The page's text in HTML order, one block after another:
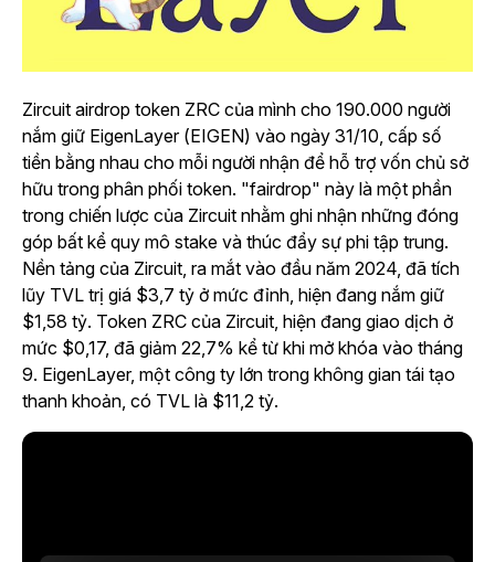
Zircuit airdrop token ZRC của mình cho 190.000 người
nắm giữ EigenLayer (EIGEN) vào ngày 31/10, cấp số
tiền bằng nhau cho mỗi người nhận để hỗ trợ vốn chủ sở
hữu trong phân phối token. "fairdrop" này là một phần
trong chiến lược của Zircuit nhằm ghi nhận những đóng
góp bất kể quy mô stake và thúc đẩy sự phi tập trung.
Nền tảng của Zircuit, ra mắt vào đầu năm 2024, đã tích
lũy TVL trị giá $3,7 tỷ ở mức đỉnh, hiện đang nắm giữ
$1,58 tỷ. Token ZRC của Zircuit, hiện đang giao dịch ở
mức $0,17, đã giảm 22,7% kể từ khi mở khóa vào tháng
9. EigenLayer, một công ty lớn trong không gian tái tạo
thanh khoản, có TVL là $11,2 tỷ.